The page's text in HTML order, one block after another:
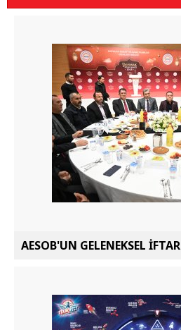
AESOB'UN GELENEKSEL